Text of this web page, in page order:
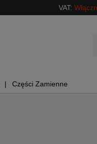
VAT:
Części Zamienne